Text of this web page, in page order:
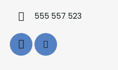
555 557 523